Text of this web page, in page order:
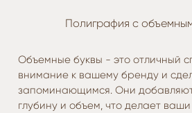
Полиграфия с
Объемные буквы - это отличный
внимание к вашему бренду и
запоминающимся. Они
глубину и объем, что делает